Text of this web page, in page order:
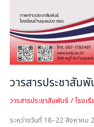
วารสารประชาสั
วารสารประชาสัมพันธ์ /โรงเ
ระหว่างวันที่ 18–22 สิงหาคม